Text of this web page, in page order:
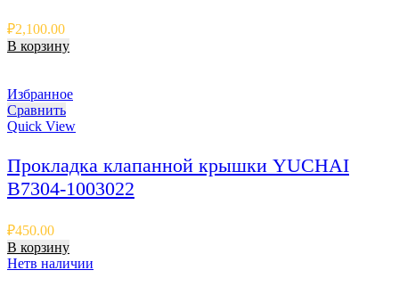
₽2,100.00
В корзину
Избранное
Сравнить
Quick View
Прокладка клапанной крышки YUCHAI
B7304-1003022
₽450.00
В корзину
Нетв наличии